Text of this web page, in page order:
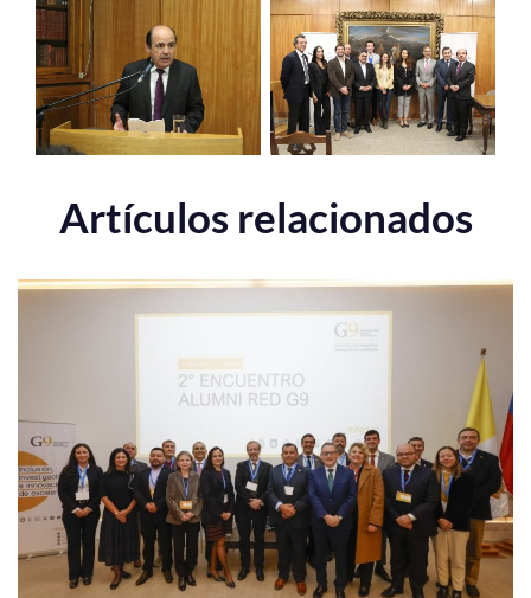
Artículos relacionados